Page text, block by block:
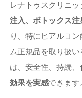
レナトゥスクリニッ
注入、ボトックス
り、特にヒアルロ
ム正規品を取り扱
は、安全性、持続、
効果を実感できます